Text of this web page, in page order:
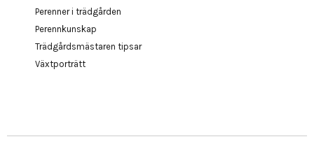
Perenner i trädgården
Perennkunskap
Trädgårdsmästaren tipsar
Växtporträtt